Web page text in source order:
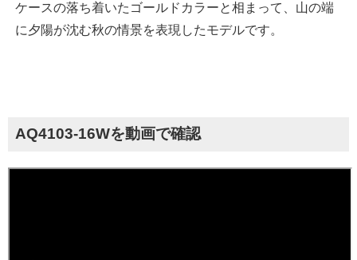
ケースの落ち着いたゴールドカラーと相まって、山の端
に夕陽が沈む秋の情景を表現したモデルです。
AQ4103-16Wを動画で確認